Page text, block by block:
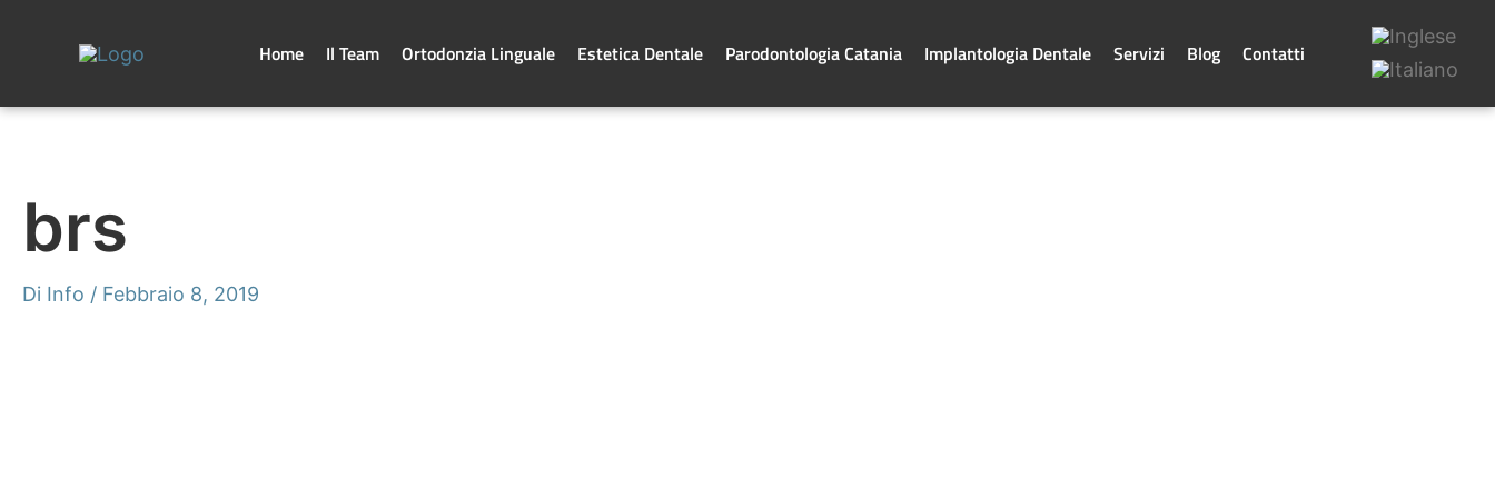
contenuto
Home Il Team Ortodonzia Linguale Estetica Dentale Parodontologia Catania Implantologia Dentale Servizi Blog Contatti
brs
Di Info / Febbraio 8, 2019